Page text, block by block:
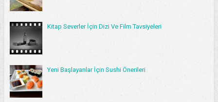
Kitap Severler İçin Dizi Ve Film Tavsiyeleri
Yeni Başlayanlar İçin Sushi Önerileri